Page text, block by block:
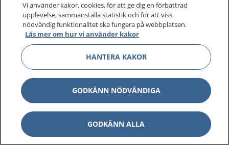
Vi använder kakor, cookies, för att ge dig en förbättrad
upplevelse, sammanställa statistik och för att viss
nödvändig funktionalitet ska fungera på webbplatsen.
Läs mer om hur vi använder kakor
HANTERA KAKOR
GODKÄNN NÖDVÄNDIGA
GODKÄNN ALLA